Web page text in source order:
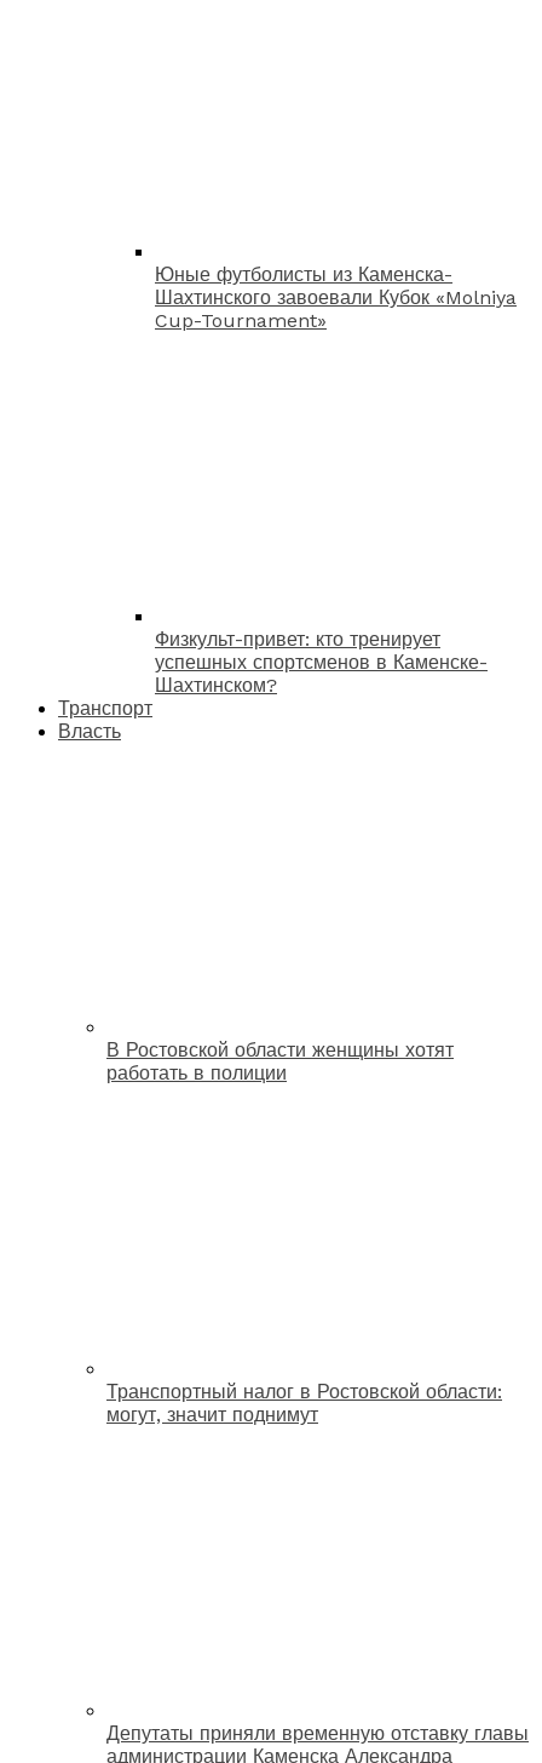
Юные футболисты из Каменска-
Шахтинского завоевали Кубок «Molniya
Cup-Tournament»
Физкульт-привет: кто тренирует
успешных спортсменов в Каменске-
Шахтинском?
Транспорт
Власть
В Ростовской области женщины хотят
работать в полиции
Транспортный налог в Ростовской области:
могут, значит поднимут
Депутаты приняли временную отставку главы
администрации Каменска Александра